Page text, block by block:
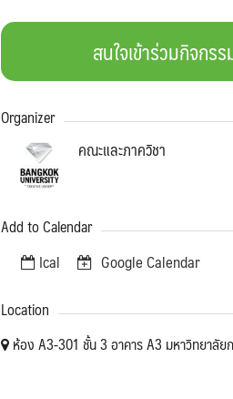
สนใจเข้าร่วมกิจกร
Organizer
คณะและภาควิชา
Add to Calendar
Ical Google Calendar
Location
ห้อง A3-301 ชั้น 3 อาคาร A3 มหาวิทยาลัย